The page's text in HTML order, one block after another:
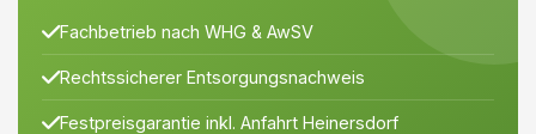
Fachbetrieb nach WHG & AwSV
Rechtssicherer Entsorgungsnachweis
Festpreisgarantie inkl. Anfahrt Heinersdorf